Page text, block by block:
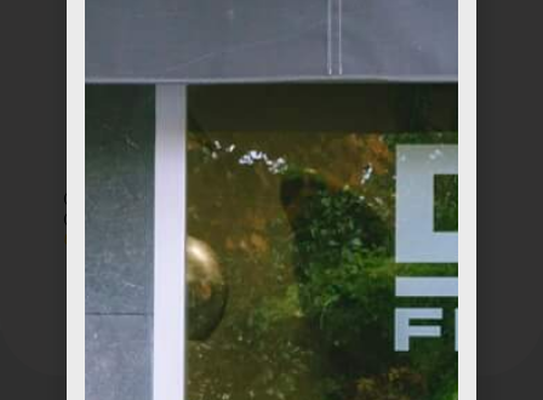
Caja de Diseño
Chocolates Amatler
Tarta de Queso Día
de la Madre
€8,95